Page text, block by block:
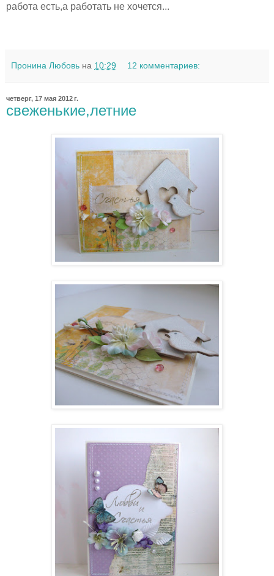
работа есть,а работать не хочется...
Пронина Любовь на 10:29 12 комментариев:
четверг, 17 мая 2012 г.
свеженькие,летние